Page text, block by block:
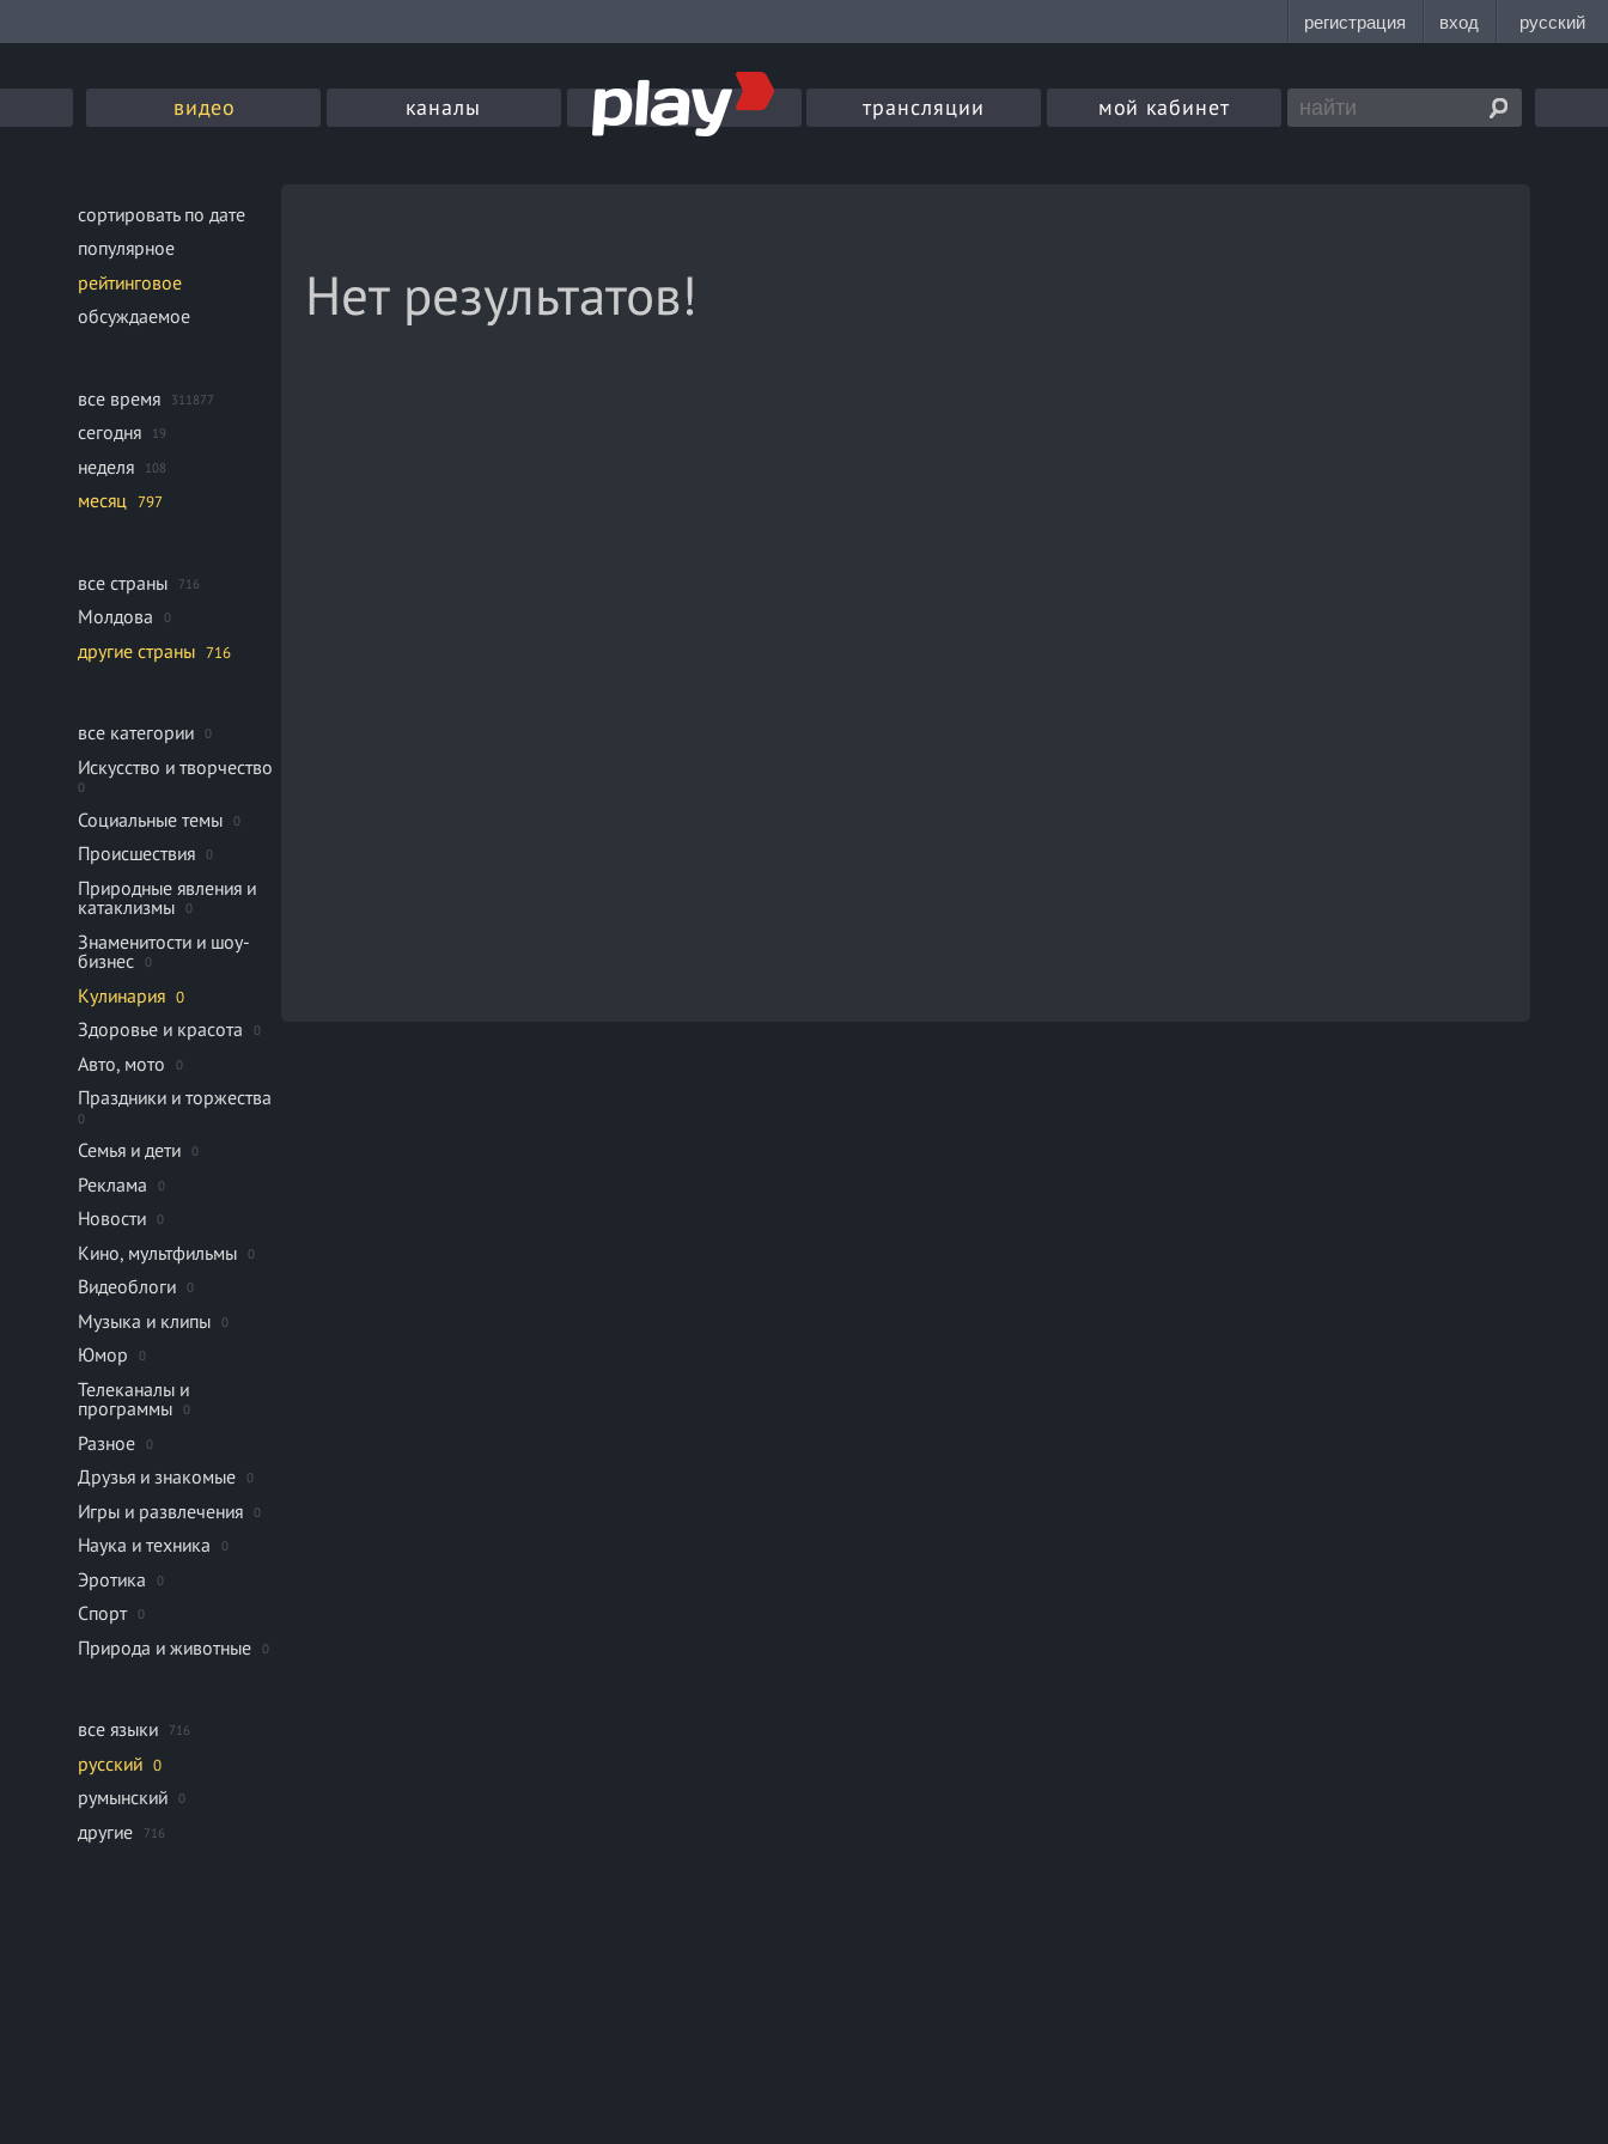
видео каналы трансляции мой кабинет
сортировать по дате
популярное
рейтинговое
обсуждаемое
все время 311877
сегодня 19
неделя 108
месяц 797
все страны 716
Молдова 0
другие страны 716
все категории 0
Искусство и творчество
0
Социальные темы 0
Происшествия 0
Природные явления и
катаклизмы
0
Знаменитости и шоу-
бизнес
0
Кулинария 0
Здоровье и красота 0
Авто, мото 0
Праздники и торжества
0
Семья и дети 0
Реклама 0
Новости 0
Кино, мультфильмы 0
Видеоблоги 0
Музыка и клипы 0
Юмор 0
Телеканалы и
программы
0
Разное 0
Друзья и знакомые 0
Игры и развлечения 0
Наука и техника 0
Эротика 0
Спорт 0
Природа и животные 0
все языки 716
русский 0
румынский 0
другие 716
Нет результатов!